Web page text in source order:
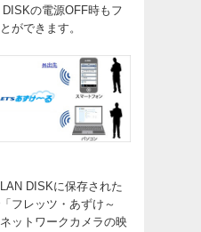
の電源OFF時もフ
ができます。
DISKに保存された
フレッツ・あずけ～
ットワークカメラの映